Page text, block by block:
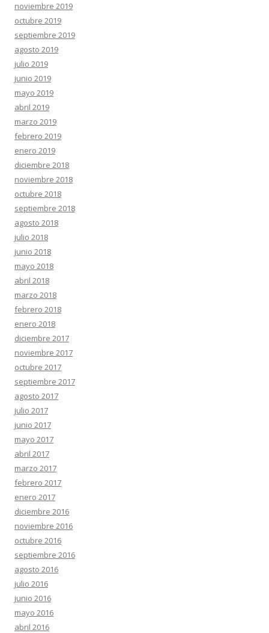
noviembre 2019
octubre 2019
septiembre 2019
agosto 2019
julio 2019
junio 2019
mayo 2019
abril 2019
marzo 2019
febrero 2019
enero 2019
diciembre 2018
noviembre 2018
octubre 2018
septiembre 2018
agosto 2018
julio 2018
junio 2018
mayo 2018
abril 2018
marzo 2018
febrero 2018
enero 2018
diciembre 2017
noviembre 2017
octubre 2017
septiembre 2017
agosto 2017
julio 2017
junio 2017
mayo 2017
abril 2017
marzo 2017
febrero 2017
enero 2017
diciembre 2016
noviembre 2016
octubre 2016
septiembre 2016
agosto 2016
julio 2016
junio 2016
mayo 2016
abril 2016